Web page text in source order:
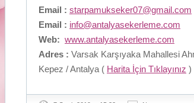
Email : starpamukseker07@gmail.com
Email : info@antalyasekerleme.com
Web: www.antalyasekerleme.com
Adres : Varsak Karşıyaka Mahallesi
Kepez / Antalya ( Harita İçin Tıklayınız )